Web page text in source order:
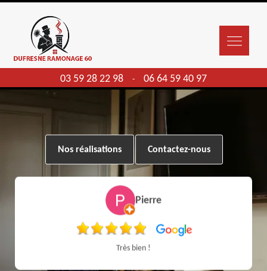
03 59 28 22 98 - 06 64 59 40 97
Nos réalisations Contactez-nous
Pierre
Très bien !